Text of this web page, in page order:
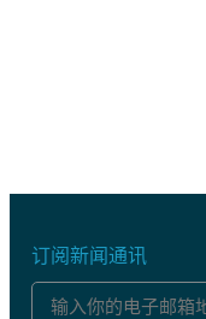
订阅新闻通讯